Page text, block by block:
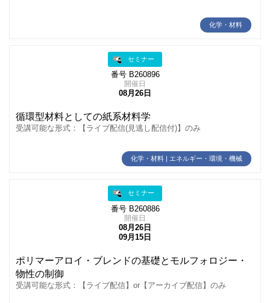
化学・材料
セミナー
番号 B260896
開催日
08月26日
循環型材料としての紙系材料学
受講可能な形式：【ライブ配信(見逃し配信付)】のみ
化学・材料 | エネルギー・環境・機械
セミナー
番号 B260886
開催日
08月26日
09月15日
ポリマーアロイ・ブレンドの基礎とモルフォロジー・
物性の制御
受講可能な形式：【ライブ配信】or【アーカイブ配信】のみ